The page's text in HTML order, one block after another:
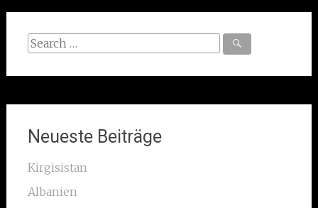
Search
Neueste Beiträge
Kirgisistan
Albanien